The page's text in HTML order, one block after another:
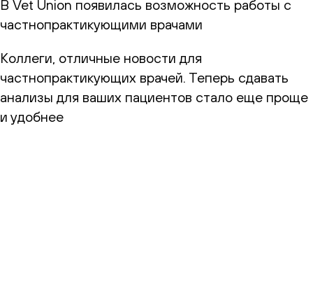
В Vet Union появилась возможность работы с
частнопрактикующими врачами
Коллеги, отличные новости для
частнопрактикующих врачей. Теперь сдавать
анализы для ваших пациентов стало еще проще
и удобнее